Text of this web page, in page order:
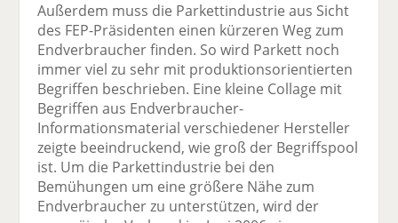
Außerdem muss die Parkettindustrie aus Sicht
des FEP-Präsidenten einen kürzeren Weg zum
Endverbraucher finden. So wird Parkett noch
immer viel zu sehr mit produktionsorientierten
Begriffen beschrieben. Eine kleine Collage mit
Begriffen aus Endverbraucher-
Informationsmaterial verschiedener Hersteller
zeigte beeindruckend, wie groß der Begriffspool
ist. Um die Parkettindustrie bei den
Bemühungen um eine größere Nähe zum
Endverbraucher zu unterstützen, wird der